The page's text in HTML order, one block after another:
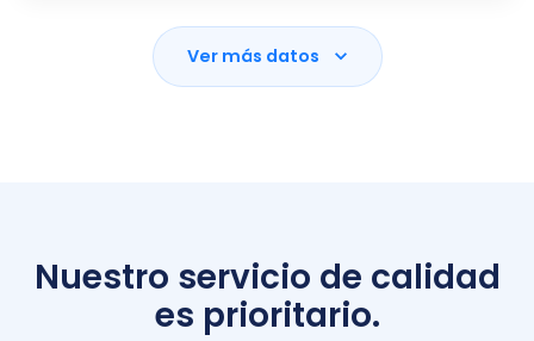
Ver más datos
Nuestro servicio de calidad
es prioritario.